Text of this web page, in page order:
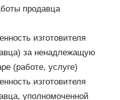
продавца
изготовителя
за ненадлежащую
(работе, услуге)
изготовителя
уполномоченной